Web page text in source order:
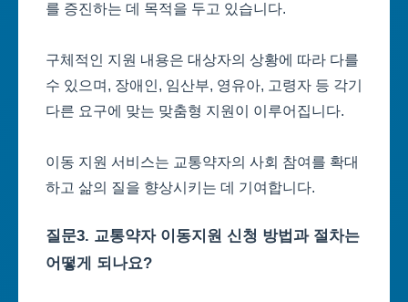
를 증진하는 데 목적을 두고 있습니다.
구체적인 지원 내용은 대상자의 상황에 따라 다를
수 있으며, 장애인, 임산부, 영유아, 고령자 등 각기
다른 요구에 맞는 맞춤형 지원이 이루어집니다.
이동 지원 서비스는 교통약자의 사회 참여를 확대
하고 삶의 질을 향상시키는 데 기여합니다.
질문3. 교통약자 이동지원 신청 방법과 절차는
어떻게 되나요?